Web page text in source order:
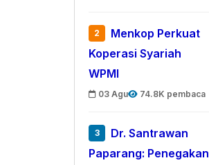
2
Menkop Perkuat
Koperasi Syariah
WPMI
03 Agu 74.8K pembaca
3
Dr. Santrawan
Paparang: Penegakan